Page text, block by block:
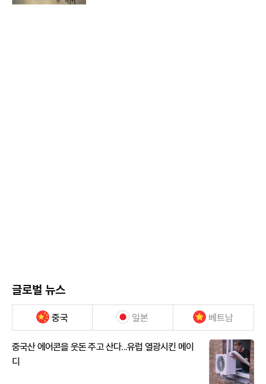
글로벌 뉴스
중국 일본 베트남
중국산 에어콘을 웃돈 주고 산다...유럽 열광시킨 메이
디